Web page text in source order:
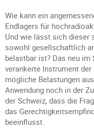
Wie kann ein
Endlagers für
Und wie lässt sich dieser
sowohl gesellschaftlich
belastbar ist? Das neu im
verankerte Instrument
mögliche Belastungen
Anwendung noch in der
der Schweiz, dass die
das
beeinflusst.